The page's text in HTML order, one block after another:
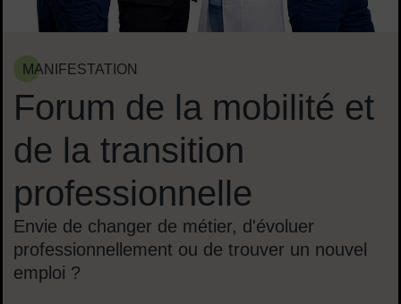
Forum de la mobilité et
de la transition
professionnelle
Envie de changer de métier, d'évoluer
professionnellement ou de trouver un nouvel
emploi ?
MANIFESTATION